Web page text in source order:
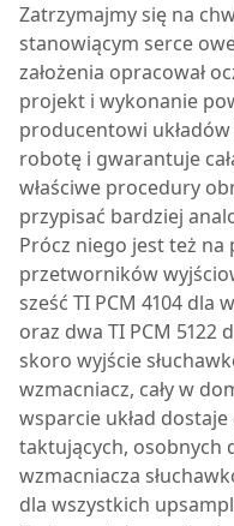
Zatrzymajmy się na
stanowiącym serce
założenia opracował
projekt i wykonanie
producentowi układów
robotę i gwarantuje
właściwe procedury
przypisać bardziej
Prócz niego jest też na
przetworników
sześć TI PCM 4104 dla
oraz dwa TI PCM 5122
skoro wyjście
wzmacniacz, cały w
wsparcie układ
taktujących, osobnych
wzmacniacza
dla wszystkich